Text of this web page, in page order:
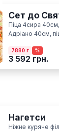
Сет до
Піца 4сира
Адріано 40см,
40см, піца
40см, піца
40см, піца По-
7880 г %
3 592 грн.
Нагетси
Ніжне куряче